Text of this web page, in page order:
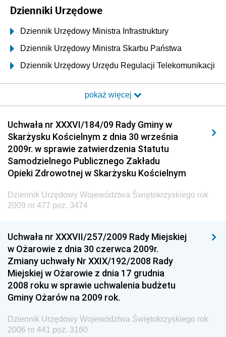
Dzienniki Urzędowe
Dziennik Urzędowy Ministra Infrastruktury
Dziennik Urzędowy Ministra Skarbu Państwa
Dziennik Urzędowy Urzędu Regulacji Telekomunikacji
Dziennik Urzędowy Ministra Transportu i Budownictwa
Elektronicznej
Dziennik Urzędowy Ministra Spraw Wewnętrznych i
Administracji
Dziennik Urzędowy Ministra Transportu
Dziennik Urzędowy Ministra Budownictwa
Dziennik Urzędowy Ministra Nauki i Szkolnictwa
Dziennik Urzędowy Głównego Urzędu Miar
Dziennik Urzędowy Ministra Rolnictwa i Rozwoju Wsi
Dziennik Urzędowy Ministra Edukacji Narodowej i
Sportu
Dziennik Urzędowy Ministra Edukacji i Nauki
Dziennik Urzędowy Ministra Edukacji Narodowej
Dziennik Urzędowy Ministra Gospodarki Morskiej
pokaż więcej
Uchwała nr XXXVI/184/09 Rady Gminy w
Skarżysku Kościelnym z dnia 30 września
2009r. w sprawie zatwierdzenia Statutu
Samodzielnego Publicznego Zakładu
Opieki Zdrowotnej w Skarżysku Kościelnym
Dziennik Urzędowy Województwa Świętokrzyskiego rok
2009 nr 477 poz. 3474
Uchwała nr XXXVII/257/2009 Rady Miejskiej
w Ożarowie z dnia 30 czerwca 2009r.
Zmiany uchwały Nr XXIX/192/2008 Rady
Miejskiej w Ożarowie z dnia 17 grudnia
2008 roku w sprawie uchwalenia budżetu
Gminy Ożarów na 2009 rok.
Dziennik Urzędowy Województwa Świętokrzyskiego rok
2006 nr 441 poz. 3160